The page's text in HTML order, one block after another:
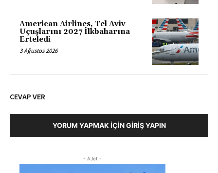
American Airlines, Tel Aviv
Uçuşlarını 2027 İlkbaharına
Erteledi
3 Ağustos 2026
CEVAP VER
YORUM YAPMAK İÇIN GIRIŞ YAPIN
- AJet -